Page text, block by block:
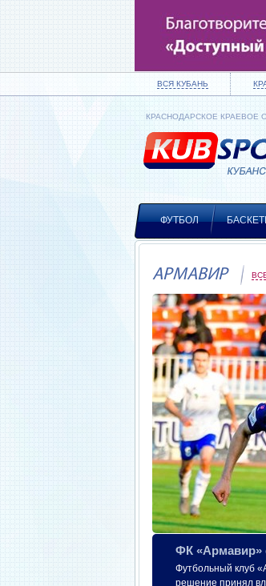
ВСЯ КУБАНЬ
КРАСНОДАРСКОЕ КРАЕВОЕ
ФУТБОЛ
АРМАВИР
ФК «Армавир»
Футбольный клуб
решение принял